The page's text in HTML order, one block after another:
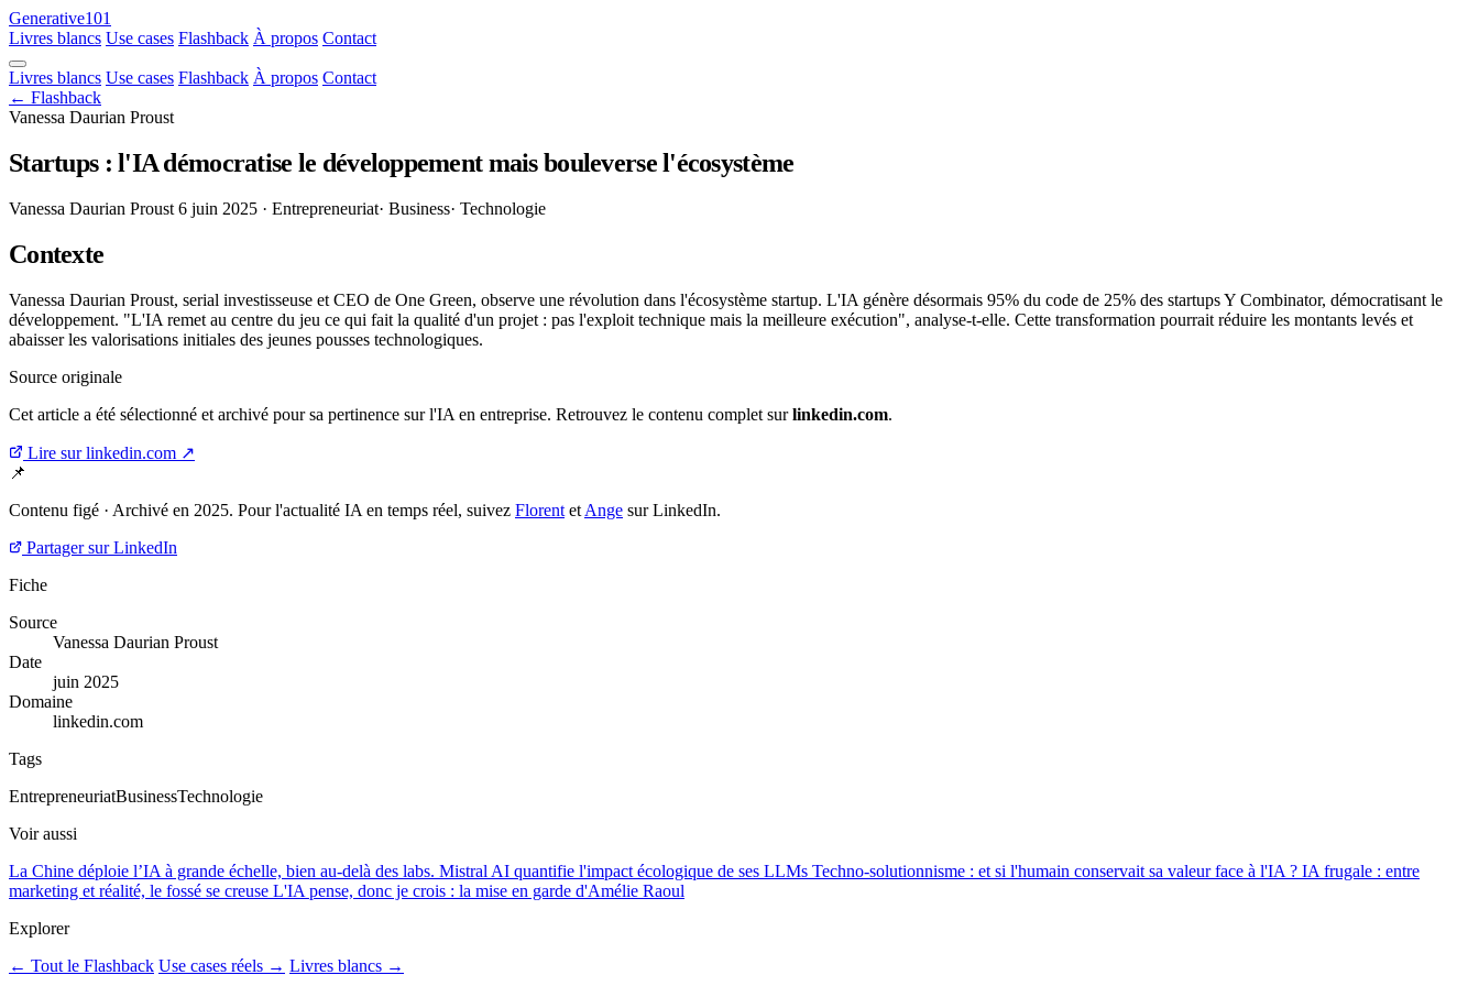
Generative101
Livres blancs Use cases Flashback À propos Contact
Livres blancs Use cases Flashback À propos Contact
← Flashback
Vanessa Daurian Proust
Startups : l'IA démocratise le développement mais bouleverse l'écosystème
Vanessa Daurian Proust 6 juin 2025 · Entrepreneuriat· Business· Technologie
Contexte
Vanessa Daurian Proust, serial investisseuse et CEO de One Green, observe une révolution dans l'écosystème startup. L'IA génère désormais 95% du code de 25% des startups Y Combinator, démocratisant le
développement. "L'IA remet au centre du jeu ce qui fait la qualité d'un projet : pas l'exploit technique mais la meilleure exécution", analyse-t-elle. Cette transformation pourrait réduire les montants levés et
abaisser les valorisations initiales des jeunes pousses technologiques.
Source originale
Cet article a été sélectionné et archivé pour sa pertinence sur l'IA en entreprise. Retrouvez le contenu complet surlinkedin.com.
Lire sur linkedin.com ↗
📌
Contenu figé · Archivé en 2025. Pour l'actualité IA en temps réel, suivez Florent et Ange sur LinkedIn.
Partager sur LinkedIn
Fiche
Source
Vanessa Daurian Proust
Date
juin 2025
Domaine
linkedin.com
Tags
EntrepreneuriatBusinessTechnologie
Voir aussi
La Chine déploie l’IA à grande échelle, bien au-delà des labs. Mistral AI quantifie l'impact écologique de ses LLMs Techno-solutionnisme : et si l'humain conservait sa valeur face à l'IA ? IA frugale : entre
marketing et réalité, le fossé se creuse L'IA pense, donc je crois : la mise en garde d'Amélie Raoul
Explorer
← Tout le Flashback Use cases réels → Livres blancs →